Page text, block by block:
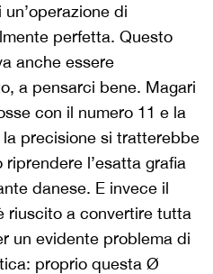
di
perfetta. Questo
anche essere
a pensarci bene. Magari
con il numero 11 e la
precisione si tratterebbe
l’esatta grafia
danese. E invece il
riuscito a convertire tutta
un evidente problema di
proprio questa Ø